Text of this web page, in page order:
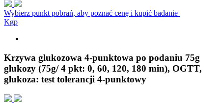
Wybierz punkt pobrań, aby poznać cenę i kupić badanie
Kgp
Krzywa glukozowa 4-punktowa po podaniu 75g
glukozy (75g/ 4 pkt: 0, 60, 120, 180 min), OGTT,
glukoza: test tolerancji 4-punktowy